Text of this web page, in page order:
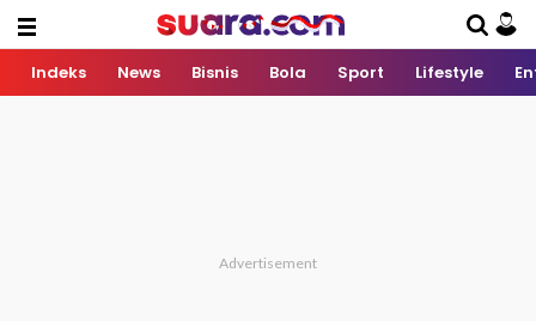
Indeks News Bisnis Bola Sport Lifestyle